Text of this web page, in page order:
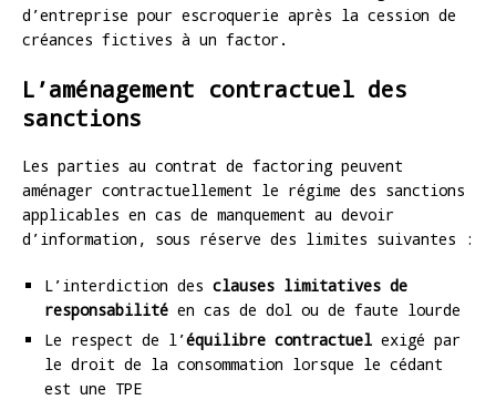
d’entreprise pour escroquerie après la cession de
créances fictives à un factor.
L’aménagement contractuel des
sanctions
Les parties au contrat de factoring peuvent
aménager contractuellement le régime des sanctions
applicables en cas de manquement au devoir
d’information, sous réserve des limites suivantes :
L’interdiction des clauses limitatives de
responsabilité en cas de dol ou de faute lourde
Le respect de l’équilibre contractuel exigé par
le droit de la consommation lorsque le cédant
est une TPE